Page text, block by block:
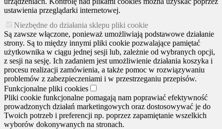
ustawienia przeglądarki internetowej.
Niezbędne do działania sklepu pliki cookie
Są zawsze włączone, ponieważ umożliwiają podstawowe działanie
strony. Są to między innymi pliki cookie pozwalające pamiętać
użytkownika w ciągu jednej sesji lub, zależnie od wybranych opcji,
z sesji na sesję. Ich zadaniem jest umożliwienie działania koszyka i
procesu realizacji zamówienia, a także pomoc w rozwiązywaniu
problemów z zabezpieczeniami i w przestrzeganiu przepisów.
Funkcjonalne pliki cookies
Pliki cookie funkcjonalne pomagają nam poprawiać efektywność
prowadzonych działań marketingowych oraz dostosowywać je do
Twoich potrzeb i preferencji np. poprzez zapamiętanie wszelkich
wyborów dokonywanych na stronach.